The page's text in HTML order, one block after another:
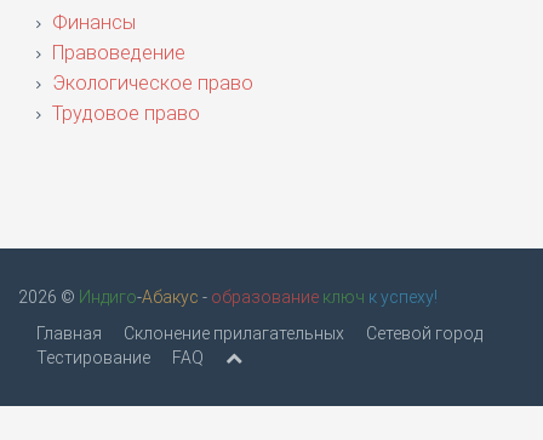
Финансы
Правоведение
Экологическое право
Трудовое право
2026 © Индиго-Абакус - образование ключ к успеху!
Главная
Склонение прилагательных
Сетевой город
Тестирование
FAQ